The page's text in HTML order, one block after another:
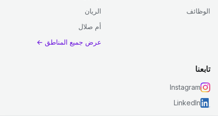
الوظائف
الريان
أم صلال
عرض جميع المناطق ←
تابعنا
Instagram
LinkedIn